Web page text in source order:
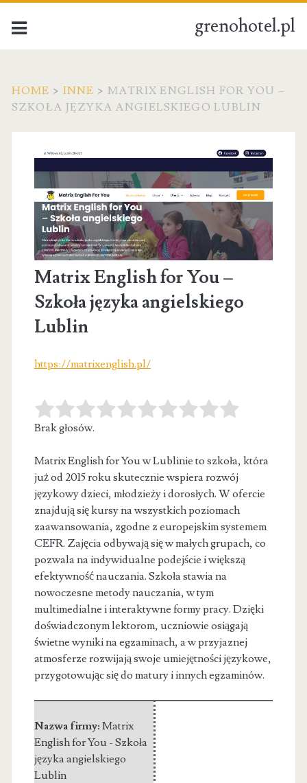
grenohotel.pl
HOME > INNE > MATRIX ENGLISH FOR YOU –
SZKOŁA JĘZYKA ANGIELSKIEGO LUBLIN
Matrix English for You –
Szkoła języka angielskiego
Lublin
https://matrixenglish.pl/
Brak głosów.
Matrix English for You w Lublinie to szkoła, która
już od 2015 roku skutecznie wspiera rozwój
językowy dzieci, młodzieży idorosłych. W ofercie
znajdują się kursy na wszystkich poziomach
zaawansowania, zgodne z europejskim systemem
CEFR. Zajęcia odbywają się w małych grupach, co
pozwala na indywidualne podejście i większą
efektywność nauczania. Szkoła stawia na
nowoczesne metody nauczania, w tym
multimedialne i interaktywne formy pracy. Dzięki
doświadczonym lektorom, uczniowie osiągają
świetne wyniki na egzaminach, a w przyjaznej
atmosferze rozwijają swoje umiejętności językowe,
przygotowując się do matury i innych egzaminów.
Nazwa firmy: Matrix
English for You - Szkoła
języka angielskiego
Lublin